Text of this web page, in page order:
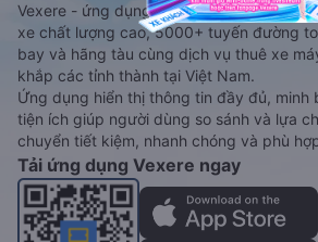
Vexere - ứng dụng đặt vé đa phương
xe chất lượng cao, 5000+ tuyến đường
bay và hãng tàu cùng dịch vụ thuê xe
khắp các tỉnh thành tại Việt Nam.
Ứng dụng hiển thị thông tin đầy đủ, minh
tiện ích giúp người dùng so sánh và lựa
chuyển tiết kiệm, nhanh chóng và phù
Tải ứng dụng Vexere ngay